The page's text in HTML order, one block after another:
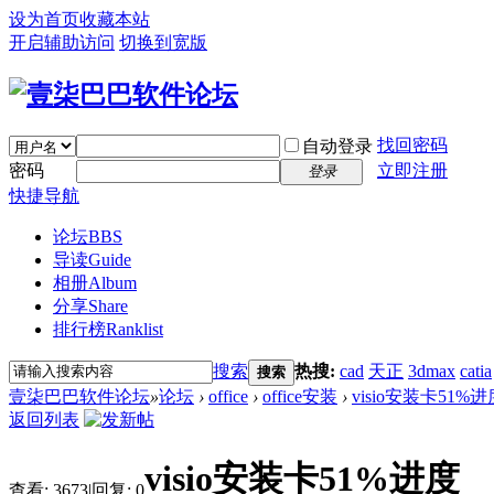
设为首页收藏本站
开启辅助访问 切换到宽版
自动登录 找回密码
密码
登录
立即注册
快捷导航
论坛BBS
导读Guide
相册Album
分享Share
排行榜Ranklist
搜索 搜索 热搜: cad 天正 3dmax catia
壹柒巴巴软件论坛»论坛 › office › office安装 › visio安装卡51%进
返回列表
查看: 3673|回复: 0visio安装卡51%进度